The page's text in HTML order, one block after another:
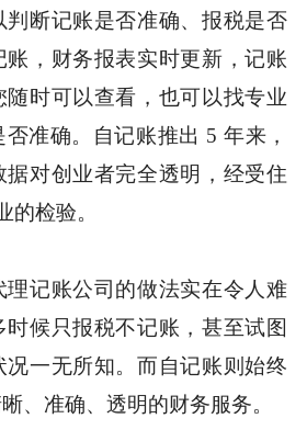
判断记账是否准确、报税是否
账，财务报表实时更新，记账
时可以查看，也可以找专业
准确。自记账推出 5 年来，
对创业者完全透明，经受住
的检验。
记账公司的做法实在令人难
时候只报税不记账，甚至试图
一无所知。而自记账则始终
、准确、透明的财务服务。